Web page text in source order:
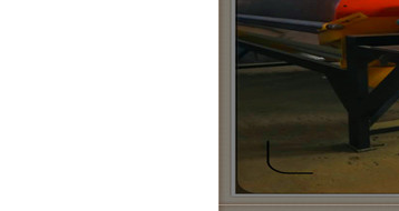
稀土永磁辊式强磁选机